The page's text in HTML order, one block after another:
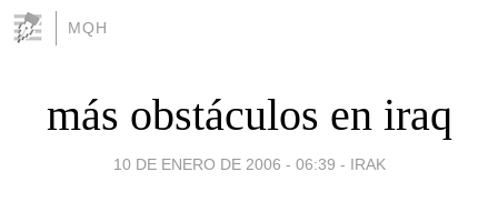
MQH
más obstáculos en iraq
10 DE ENERO DE 2006 - 06:39 - IRAK